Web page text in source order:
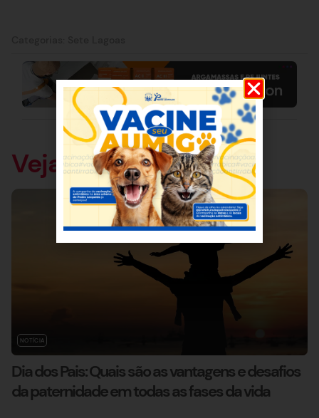
Veja também
NOTÍCIA
Dia dos Pais: Quais são as vantagens e desafios
da paternidade em todas as fases da vida